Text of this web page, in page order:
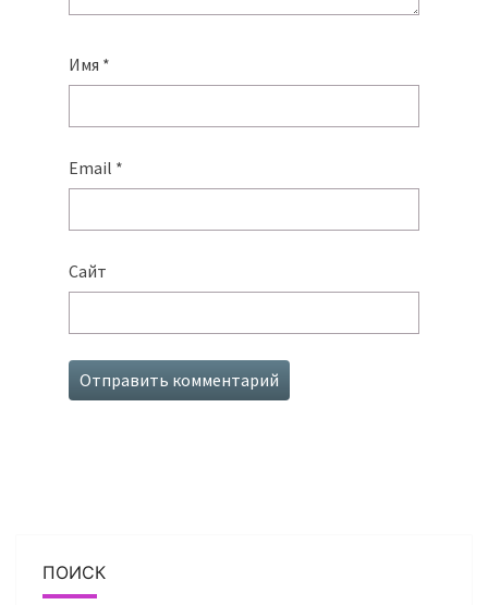
Имя *
Email *
Сайт
ПОИСК